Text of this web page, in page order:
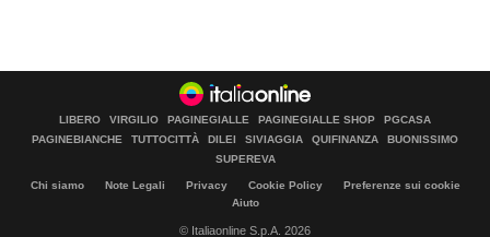
LIBERO VIRGILIO PAGINEGIALLE PAGINEGIALLE SHOP
PGCASA
PAGINEBIANCHE
TUTTOCITTÀ DILEI SIVIAGGIA QUIFINANZA
BUONISSIMO
SUPEREVA
Chi siamo Note Legali Privacy Cookie Policy
Preferenze sui cookie
Aiuto
© Italiaonline S.p.A. 2026